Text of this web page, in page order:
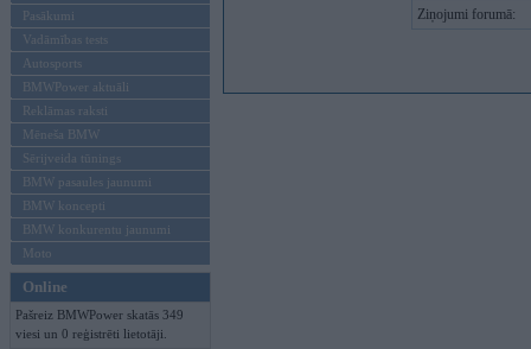
Pasākumi
Vadāmības tests
Autosports
BMWPower aktuāli
Reklāmas raksti
Mēneša BMW
Sērijveida tūnings
BMW pasaules jaunumi
BMW koncepti
BMW konkurentu jaunumi
Moto
Online
Pašreiz BMWPower skatās 349
viesi un 0 reģistrēti lietotāji.
Ziņojumi forumā: